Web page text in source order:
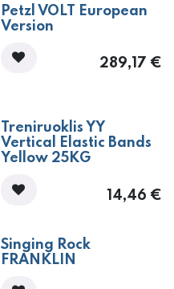
Petzl VOLT European
Version
289,17 €
Treniruoklis YY
Vertical Elastic Bands
Yellow 25KG
14,46 €
Singing Rock
FRANKLIN